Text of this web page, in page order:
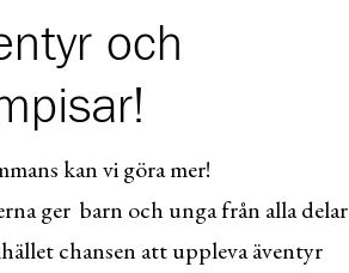
och
kan vi göra mer!
ger barn och unga från alla delar
chansen att uppleva äventyr